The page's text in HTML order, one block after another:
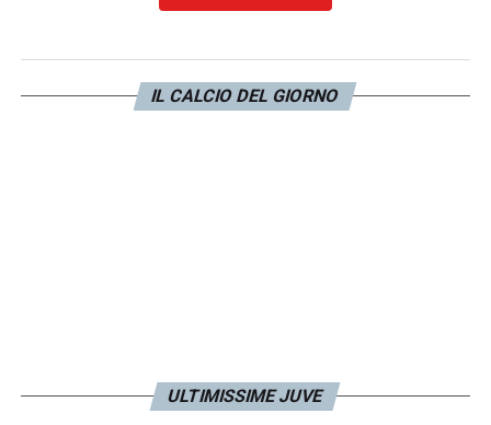
IL CALCIO DEL GIORNO
ULTIMISSIME JUVE